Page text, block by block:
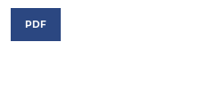
PDF